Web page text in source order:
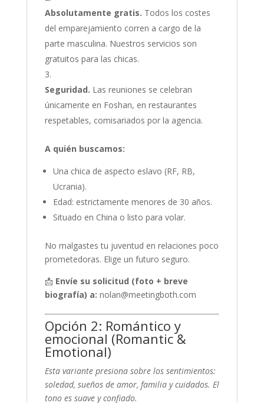
Absolutamente gratis. Todos los costes
del emparejamiento corren a cargo de la
parte masculina. Nuestros servicios son
gratuitos para las chicas.
Seguridad. Las reuniones se celebran
únicamente en Foshan, en restaurantes
respetables, comisariados por la agencia.
A quién buscamos:
Una chica de aspecto eslavo (RF, RB,
Ucrania).
Edad: estrictamente menores de 30 años.
Situado en China o listo para volar.
No malgastes tu juventud en relaciones poco
prometedoras. Elige un futuro seguro.
📩 Envíe su solicitud (foto + breve
biografía) a: nolan@meetingboth.com
Opción 2: Romántico y
emocional (Romantic &
Emotional)
Esta variante presiona sobre los sentimientos:
soledad, sueños de amor, familia y cuidados. El
tono es suave y confiado.